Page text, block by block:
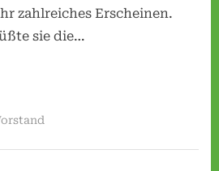
zahlreiches Erscheinen.
sie die…